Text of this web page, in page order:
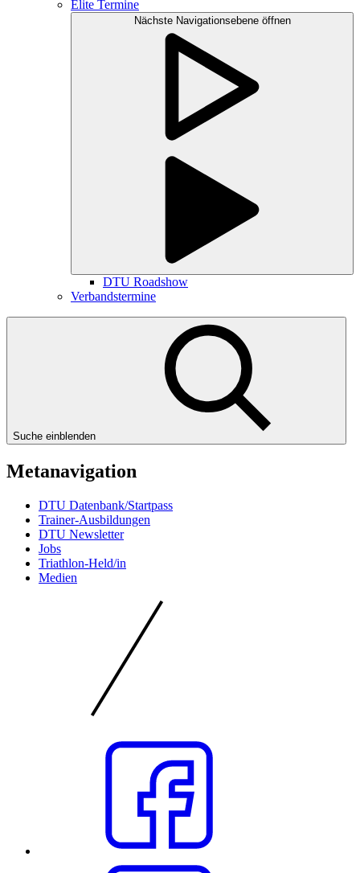
Elite Termine
Nächste Navigationsebene öffnen
DTU Roadshow
Verbandstermine
Suche einblenden
Metanavigation
DTU Datenbank/Startpass
Trainer-Ausbildungen
DTU Newsletter
Jobs
Triathlon-Held/in
Medien